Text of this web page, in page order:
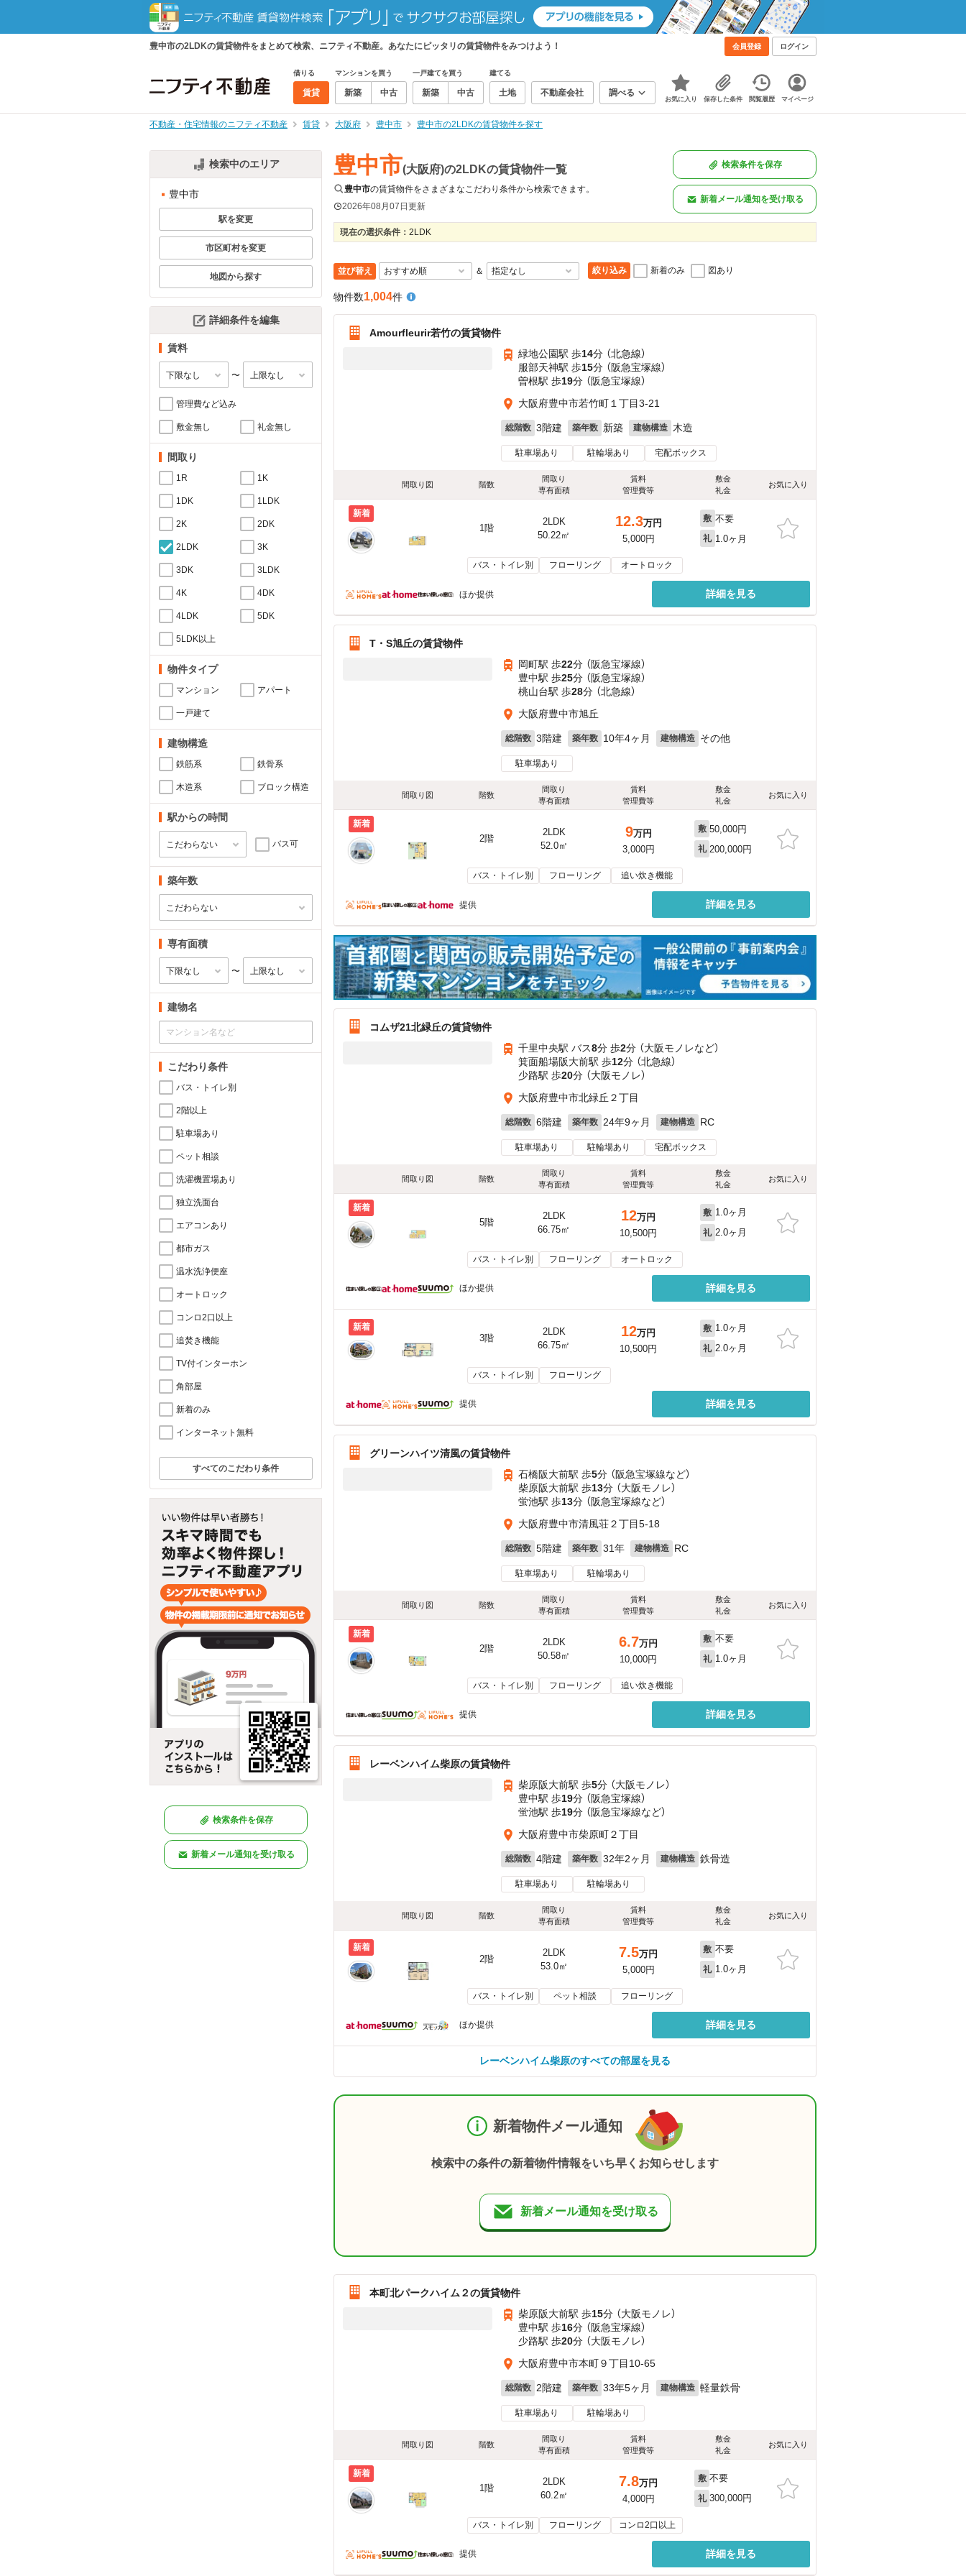
豊中市の2LDKの賃貸物件をまとめて検索、ニフティ不動産。あなたにピッタリの賃貸物件をみつけよう！ 会員登録 ログイン
借りる
賃貸
マンションを買う
新築 中古
一戸建てを買う
新築 中古
建てる
土地 不動産会社 調べる
お気に入り 保存した条件 閲覧履歴 マイページ
不動産・住宅情報のニフティ不動産 賃貸 大阪府 豊中市 豊中市の2LDKの賃貸物件を探す
検索中のエリア
豊中市
駅を変更
市区町村を変更
地図から探す
詳細条件を編集
賃料
〜
管理費など込み
敷金無し 礼金無し
間取り
1R 1K
1DK 1LDK
2K 2DK
2LDK 3K
3DK 3LDK
4K 4DK
4LDK 5DK
5LDK以上
物件タイプ
マンション アパート
一戸建て
建物構造
鉄筋系 鉄骨系
木造系 ブロック構造
駅からの時間
バス可
築年数
専有面積
〜
建物名
こだわり条件
バス・トイレ別
2階以上
駐車場あり
ペット相談
洗濯機置場あり
独立洗面台
エアコンあり
都市ガス
温水洗浄便座
オートロック
コンロ2口以上
追焚き機能
TV付インターホン
角部屋
新着のみ
インターネット無料
すべてのこだわり条件
検索条件を保存
新着メール通知を受け取る
豊中市(大阪府)の2LDKの賃貸物件一覧
豊中市の賃貸物件をさまざまなこだわり条件から検索できます。
2026年08月07日更新
検索条件を保存
新着メール通知を受け取る
現在の選択条件： 2LDK
並び替え ＆ 絞り込み 新着のみ 図あり
物件数1,004件
Amourfleurir若竹の賃貸物件
緑地公園駅 歩14分 （北急線）
服部天神駅 歩15分 （阪急宝塚線）
曽根駅 歩19分 （阪急宝塚線）
大阪府豊中市若竹町１丁目3-21
総階数 3階建 築年数 新築 建物構造 木造
駐車場あり 駐輪場あり 宅配ボックス
間取り図 階数
間取り
専有面積
賃料
管理費等
敷金
礼金
お気に入り
新着
1階
2LDK
50.22㎡
12.3万円
5,000円
敷 不要
礼 1.0ヶ月
バス・トイレ別 フローリング オートロック
ほか提供 詳細を見る
T・S旭丘の賃貸物件
岡町駅 歩22分 （阪急宝塚線）
豊中駅 歩25分 （阪急宝塚線）
桃山台駅 歩28分 （北急線）
大阪府豊中市旭丘
総階数 3階建 築年数 10年4ヶ月 建物構造 その他
駐車場あり
間取り図 階数
間取り
専有面積
賃料
管理費等
敷金
礼金
お気に入り
新着
2階
2LDK
52.0㎡
9万円
3,000円
敷 50,000円
礼 200,000円
バス・トイレ別 フローリング 追い炊き機能
提供 詳細を見る
コムザ21北緑丘の賃貸物件
千里中央駅 バス8分 歩2分 （大阪モノレなど）
箕面船場阪大前駅 歩12分 （北急線）
少路駅 歩20分 （大阪モノレ）
大阪府豊中市北緑丘２丁目
総階数 6階建 築年数 24年9ヶ月 建物構造 RC
駐車場あり 駐輪場あり 宅配ボックス
間取り図 階数
間取り
専有面積
賃料
管理費等
敷金
礼金
お気に入り
新着
5階
2LDK
66.75㎡
12万円
10,500円
敷 1.0ヶ月
礼 2.0ヶ月
バス・トイレ別 フローリング オートロック
ほか提供 詳細を見る
新着
3階
2LDK
66.75㎡
12万円
10,500円
敷 1.0ヶ月
礼 2.0ヶ月
バス・トイレ別 フローリング
提供 詳細を見る
グリーンハイツ清風の賃貸物件
石橋阪大前駅 歩5分 （阪急宝塚線など）
柴原阪大前駅 歩13分 （大阪モノレ）
蛍池駅 歩13分 （阪急宝塚線など）
大阪府豊中市清風荘２丁目5-18
総階数 5階建 築年数 31年 建物構造 RC
駐車場あり 駐輪場あり
間取り図 階数
間取り
専有面積
賃料
管理費等
敷金
礼金
お気に入り
新着
2階
2LDK
50.58㎡
6.7万円
10,000円
敷 不要
礼 1.0ヶ月
バス・トイレ別 フローリング 追い炊き機能
提供 詳細を見る
レーベンハイム柴原の賃貸物件
柴原阪大前駅 歩5分 （大阪モノレ）
豊中駅 歩19分 （阪急宝塚線）
蛍池駅 歩19分 （阪急宝塚線など）
大阪府豊中市柴原町２丁目
総階数 4階建 築年数 32年2ヶ月 建物構造 鉄骨造
駐車場あり 駐輪場あり
間取り図 階数
間取り
専有面積
賃料
管理費等
敷金
礼金
お気に入り
新着
2階
2LDK
53.0㎡
7.5万円
5,000円
敷 不要
礼 1.0ヶ月
バス・トイレ別 ペット相談 フローリング
ほか提供 詳細を見る
レーベンハイム柴原のすべての部屋を見る
新着物件メール通知
検索中の条件の新着物件情報をいち早くお知らせします
新着メール通知を受け取る
本町北パークハイム２の賃貸物件
柴原阪大前駅 歩15分 （大阪モノレ）
豊中駅 歩16分 （阪急宝塚線）
少路駅 歩20分 （大阪モノレ）
大阪府豊中市本町９丁目10-65
総階数 2階建 築年数 33年5ヶ月 建物構造 軽量鉄骨
駐車場あり 駐輪場あり
間取り図 階数
間取り
専有面積
賃料
管理費等
敷金
礼金
お気に入り
新着
1階
2LDK
60.2㎡
7.8万円
4,000円
敷 不要
礼 300,000円
バス・トイレ別 フローリング コンロ2口以上
提供 詳細を見る